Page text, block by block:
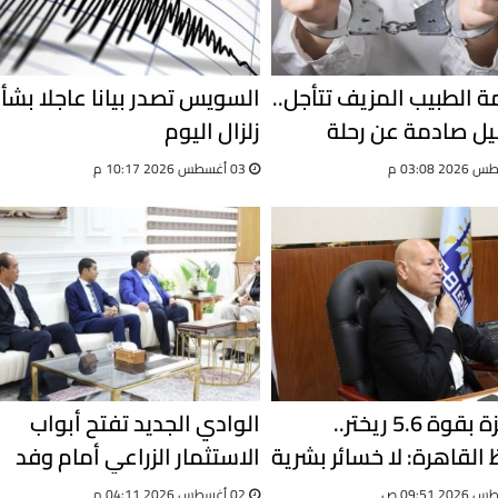
الطبيب المزيف تتأجل..
صادمة عن رحلة
السويس تصدر بيانا عاجلا
زلزال اليوم
بعد هزة بقوة 5.6 ريختر..
لا خسائر بشرية
كامل للطوارئ
الوادي الجديد تفتح أبواب
الاستثمار الزراعي أمام وفد
صيني